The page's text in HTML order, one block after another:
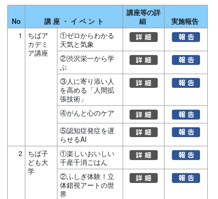
No 講 座 ・ イ ベ ン ト
講座等の詳
細
実施報告
1
ちばア
カデミ
ア講座
①ゼロからわかる
天気と気象
②渋沢栄一から学
ぶ
③人に寄り添い人
を高める「人間拡
張技術」
④がんと心のケア
⑤認知症発症を遅
らせるAI
2
ちば子
ども大
学
①楽しいおいしい
千産千消ごはん
②ふしぎ体験！立
体錯視アートの世
界